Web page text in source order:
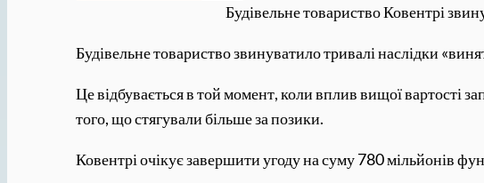
Будівельне товариство Ковентрі
Будівельне товариство звинуватило тривалі наслідки
Це відбувається в той момент, коли вплив вищої вартості
того, що стягували більше за позики.
Ковентрі очікує завершити угоду на суму 780 мільйонів